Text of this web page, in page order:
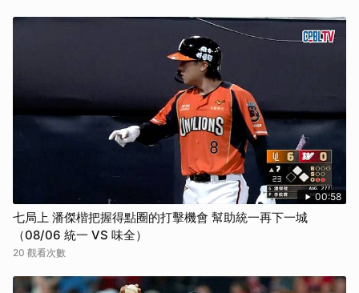
00:58
七局上 潘傑楷把握得點圈的打擊機會 幫助統一再下一城
（08/06 統一 VS 味全）
20 觀看次數